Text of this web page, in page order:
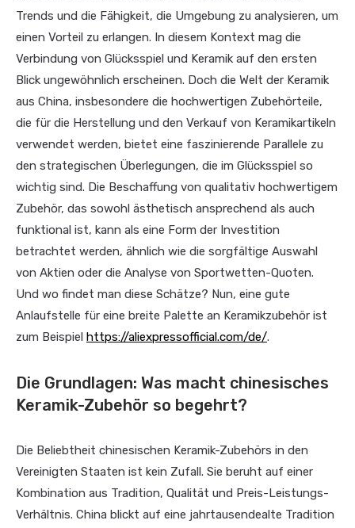
Trends und die Fähigkeit, die Umgebung zu analysieren, um
einen Vorteil zu erlangen. In diesem Kontext mag die
Verbindung von Glücksspiel und Keramik auf den ersten
Blick ungewöhnlich erscheinen. Doch die Welt der Keramik
aus China, insbesondere die hochwertigen Zubehörteile,
die für die Herstellung und den Verkauf von Keramikartikeln
verwendet werden, bietet eine faszinierende Parallele zu
den strategischen Überlegungen, die im Glücksspiel so
wichtig sind. Die Beschaffung von qualitativ hochwertigem
Zubehör, das sowohl ästhetisch ansprechend als auch
funktional ist, kann als eine Form der Investition
betrachtet werden, ähnlich wie die sorgfältige Auswahl
von Aktien oder die Analyse von Sportwetten-Quoten.
Und wo findet man diese Schätze? Nun, eine gute
Anlaufstelle für eine breite Palette an Keramikzubehör ist
zum Beispiel https://aliexpressofficial.com/de/.
Die Grundlagen: Was macht chinesisches
Keramik-Zubehör so begehrt?
Die Beliebtheit chinesischen Keramik-Zubehörs in den
Vereinigten Staaten ist kein Zufall. Sie beruht auf einer
Kombination aus Tradition, Qualität und Preis-Leistungs-
Verhältnis. China blickt auf eine jahrtausendealte Tradition